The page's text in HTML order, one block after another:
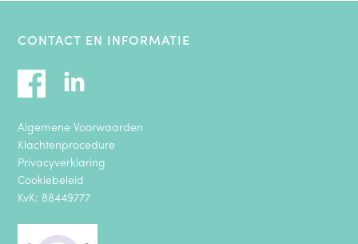
CONTACT EN INFORMATIE
Algemene Voorwaarden
Klachtenprocedure
Privacyverklaring
Cookiebeleid
KvK: 88449777